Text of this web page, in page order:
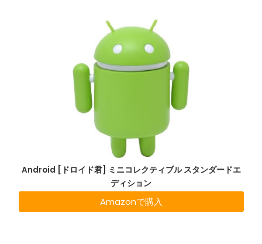
Android [ドロイド君] ミニコレクティブル スタンダードエ
ディション
Amazonで購入